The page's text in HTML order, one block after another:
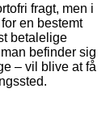
fragt, men i
en bestemt
betalelige
befinder sig
– vil blive at få